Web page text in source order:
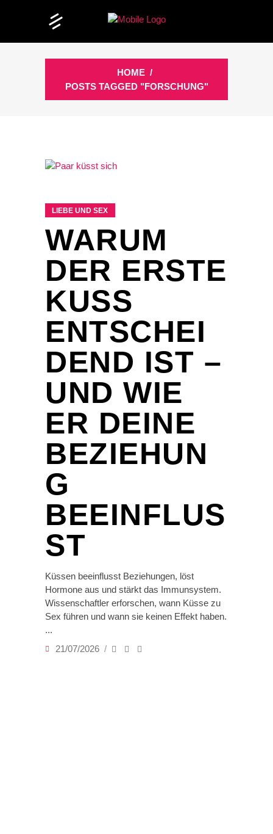
HOME /
POSTS TAGGED "FORSCHUNG"
LIEBE UND SEX
WARUM
DER ERSTE
KUSS
ENTSCHEI
DEND IST –
UND WIE
ER DEINE
BEZIEHUN
G
BEEINFLUS
ST
Küssen beeinflusst Beziehungen, löst
Hormone aus und stärkt das Immunsystem.
Wissenschaftler erforschen, wann Küsse zu
Sex führen und wann sie keinen Effekt haben.
21/07/2026